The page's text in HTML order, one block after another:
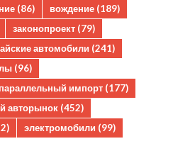
(86) вождение (189)
законопроект (79)
автомобили (241)
(96)
параллельный импорт (177)
авторынок (452)
электромобили (99)